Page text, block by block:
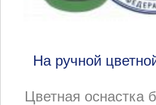
На ручной
Цветная оснастка